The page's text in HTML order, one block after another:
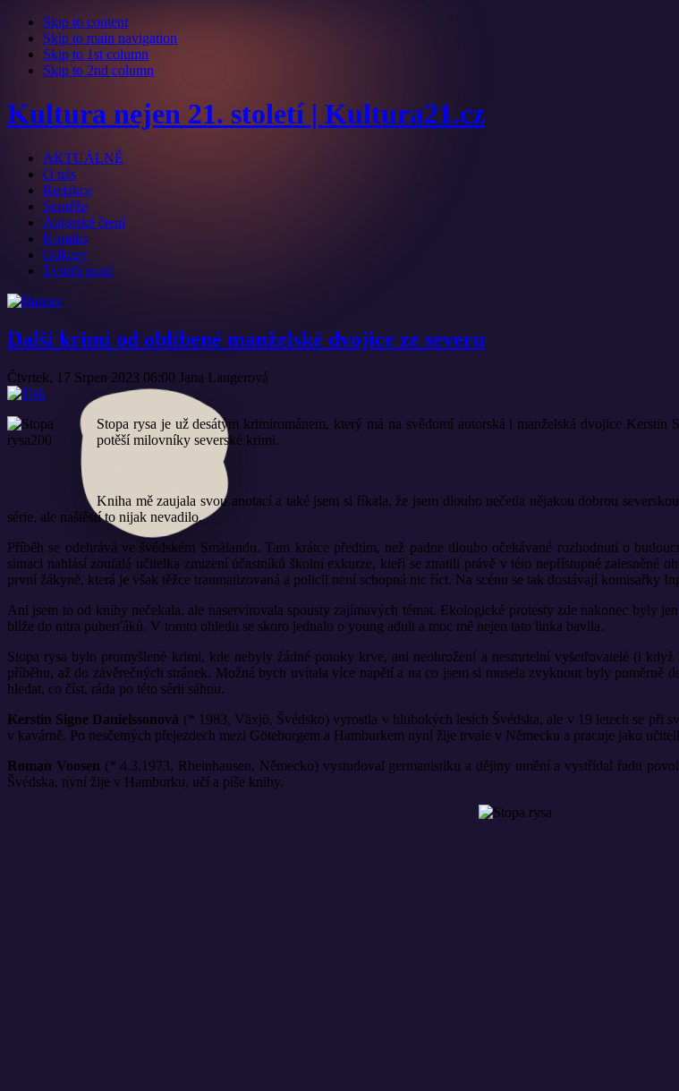
Skip to content
Skip to main navigation
Skip to 1st column
Skip to 2nd column
Kultura nejen 21. století | Kultura21.cz
AKTUÁLNĚ
O nás
Redakce
Soutěže
Autorské čtení
Komiks
Odkazy
Tvůrčí psaní
Další krimi od oblíbené manželské dvojice ze severu
Čtvrtek, 17 Srpen 2023 06:00 Jana Langerová
Stopa rysa je už desátým krimirománem, který má na svědomí autorská i manželská dvojice
potěší milovníky severské krimi.
Kniha mě zaujala svou anotací a také jsem si říkala, že jsem dlouho nečetla nějakou dobrou
série, ale naštěstí to nijak nevadilo.
Příběh se odehrává ve švédském Smålandu. Tam krátce předtím, než padne dlouho očekávané rozhodnutí o
situaci nahlásí zoufalá učitelka zmizení účastníků školní exkurze, kteří se ztratili právě v této nepřístupné zalesněné
první žákyně, která je však těžce traumatizovaná a policii není schopná nic říct. Na scénu se tak dostávají
Ani jsem to od knihy nečekala, ale naservírovala spousty zajímavých témat. Ekologické protesty zde nakonec byly
blíže do nitra puberťáků. V tomto ohledu se skoro jednalo o young adult a moc mě nejen tato linka bavila.
Stopa rysa bylo promyšlené krimi, kde nebyly žádné potoky krve, ani neohrožení a nesmrtelní vyšetřovatelé (i
příběhu, až do závěrečných stránek. Možná bych uvítala více napětí a na co jsem si musela zvyknout byly
hledat, co číst, ráda po této sérii sáhnu.
Kerstin Signe Danielssonová (* 1983, Växjö, Švédsko) vyrostla v hlubokých lesích Švédska, ale v 19 letech se při
v kavárně. Po nesčetných přejezdech mezi Göteborgem a Hamburkem nyní žije trvale v Německu a pracuje jako
Roman Voosen (* 4.3.1973, Rheinhausen, Německo) vystudoval germanistiku a dějiny umění a vystřídal řadu
Švédska, nyní žije v Hamburku, učí a píše knihy.